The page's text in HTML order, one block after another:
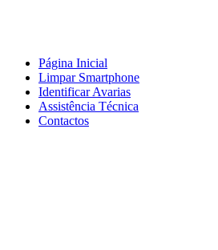
Página Inicial
Limpar Smartphone
Identificar Avarias
Assistência Técnica
Contactos